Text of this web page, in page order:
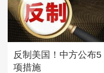
反制美国！中方公布5
项措施